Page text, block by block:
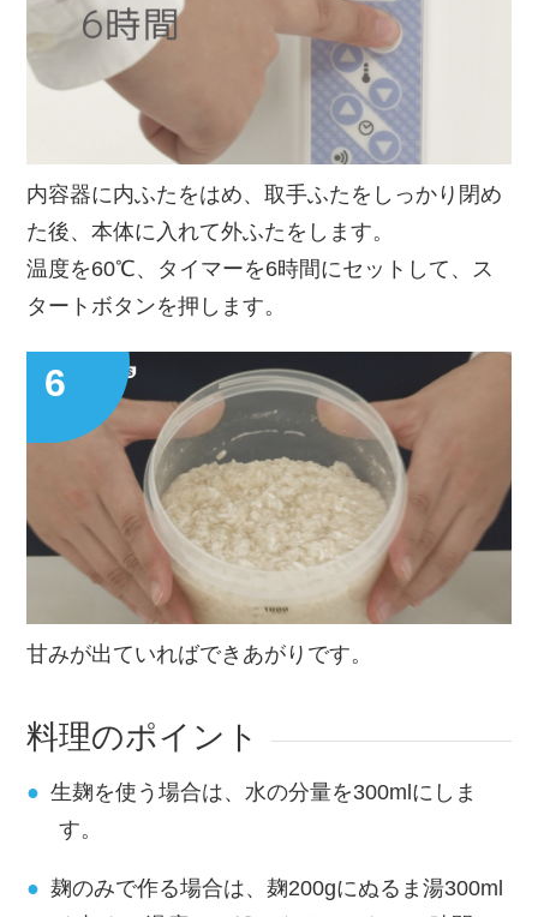
内容器に内ふたをはめ、取手ふたをしっかり閉め
た後、本体に入れて外ふたをします。
温度を60℃、タイマーを6時間にセットして、ス
タートボタンを押します。
甘みが出ていればできあがりです。
料理のポイント
生麹を使う場合は、水の分量を300mlにしま
す。
麹のみで作る場合は、麹200gにぬるま湯300ml